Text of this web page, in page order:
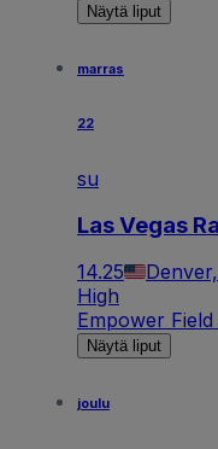
Näytä liput
marras
22
su
Las Vegas
14.25
High
Empower
Näytä liput
joulu